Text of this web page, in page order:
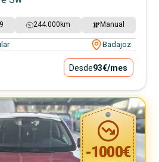
244.000 km Manual
Badajoz
Desde93€/mes
-1000€